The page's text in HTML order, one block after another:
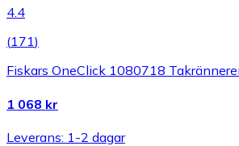
4.4
(171)
Fiskars OneClick 1080718
1 068 kr
Leverans: 1-2 dagar